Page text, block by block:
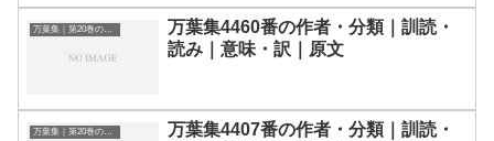
万葉集｜第20巻の和歌一覧
万葉集4460番の作者・分類｜訓読・
読み｜意味・訳｜原文
万葉集｜第20巻の和歌一覧
万葉集4407番の作者・分類｜訓読・